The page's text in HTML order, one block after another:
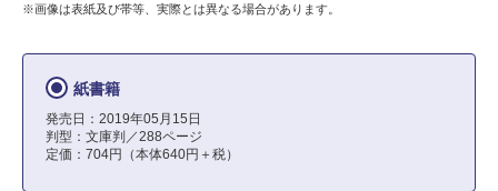
※画像は表紙及び帯等、実際とは異なる場合があります。
紙書籍
発売日：2019年05月15日
判型：文庫判／288ページ
定価：704円（本体640円＋税）